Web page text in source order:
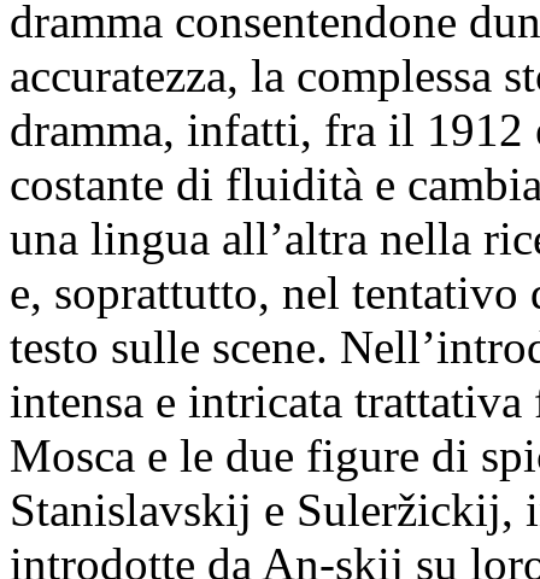
dramma consentendone
accuratezza, la complessa
dramma, infatti, fra il 1912
costante di fluidità e
una lingua all’altra nella
e, soprattutto, nel tentativo
testo sulle scene.
intensa e intricata
Mosca e le due figure di
Stanislavskij e Suleržickij,
introdotte da An-skij su